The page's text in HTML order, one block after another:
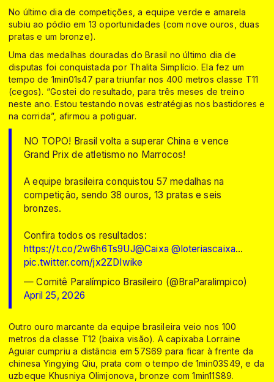
No último dia de competições, a equipe verde e amarela
subiu ao pódio em 13 oportunidades (com nove ouros, duas
pratas e um bronze).
Uma das medalhas douradas do Brasil no último dia de
disputas foi conquistada por Thalita Simplício. Ela fez um
tempo de 1min01s47 para triunfar nos 400 metros classe T11
(cegos). “Gostei do resultado, para três meses de treino
neste ano. Estou testando novas estratégias nos bastidores e
na corrida”, afirmou a potiguar.
NO TOPO! Brasil volta a superar China e vence
Grand Prix de atletismo no Marrocos!
A equipe brasileira conquistou 57 medalhas na
competição, sendo 38 ouros, 13 pratas e seis
bronzes.
Confira todos os resultados:
https://t.co/2w6h6Ts9UJ@Caixa @loteriascaixa…
pic.twitter.com/jx2ZDIwike
— Comitê Paralímpico Brasileiro (@BraParalimpico)
April 25, 2026
Outro ouro marcante da equipe brasileira veio nos 100
metros da classe T12 (baixa visão). A capixaba Lorraine
Aguiar cumpriu a distância em 57S69 para ficar à frente da
chinesa Yingying Qiu, prata com o tempo de 1min03S49, e da
uzbeque Khusniya Olimjonova, bronze com 1min11S89.